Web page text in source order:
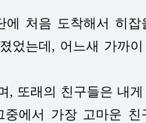
처음 도착해서 히
었는데, 어느새 가까
또래의 친구들은 내
에서 가장 고마운